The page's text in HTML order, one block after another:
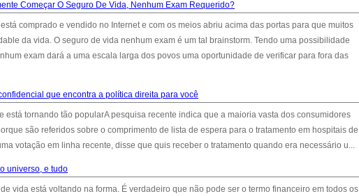
Começar O Seguro De Vida, Nenhum Exam Requerido?
comprado e vendido no Internet e com os meios abriu acima das portas para que muitos
da vida. O seguro de vida nenhum exam é um tal brainstorm. Tendo uma possibilidade
exam dará a uma escala larga dos povos uma oportunidade de verificar para fora das
que encontra a política direita para você
está tornando tão popularA pesquisa recente indica que a maioria vasta dos consumidores
são referidos sobre o comprimento de lista de espera para o tratamento em hospitais de
votação em linha recente, disse que quis receber o tratamento quando era necessário u...
universo, e tudo
vida está voltando na forma. É verdadeiro que não pode ser o termo financeiro em todos os